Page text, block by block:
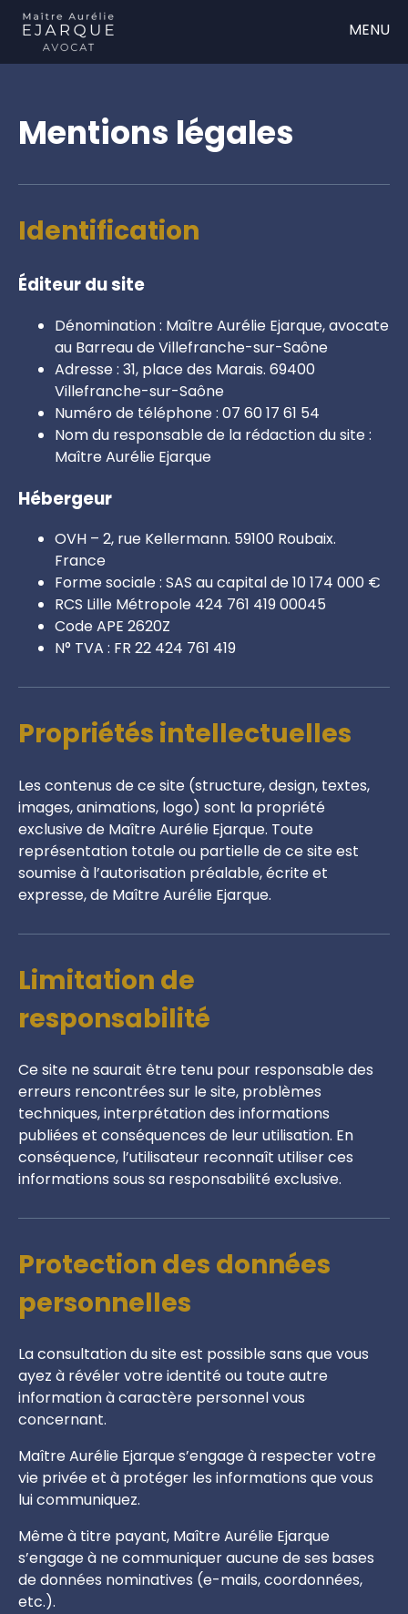
MENU
Accueil>Mentions légales
Mentions légales
Identification
Éditeur du site
Dénomination : Maître Aurélie Ejarque, avocate
au Barreau de Villefranche-sur-Saône
Adresse : 31, place des Marais. 69400
Villefranche-sur-Saône
Numéro de téléphone : 07 60 17 61 54
Nom du responsable de la rédaction du site :
Maître Aurélie Ejarque
Hébergeur
OVH – 2, rue Kellermann. 59100 Roubaix.
France
Forme sociale : SAS au capital de 10 174 000 €
RCS Lille Métropole 424 761 419 00045
Code APE 2620Z
N° TVA : FR 22 424 761 419
Propriétés intellectuelles
Les contenus de ce site (structure, design, textes,
images, animations, logo) sont la propriété
exclusive de Maître Aurélie Ejarque. Toute
représentation totale ou partielle de ce site est
soumise à l’autorisation préalable, écrite et
expresse, de Maître Aurélie Ejarque.
Limitation de
responsabilité
Ce site ne saurait être tenu pour responsable des
erreurs rencontrées sur le site, problèmes
techniques, interprétation des informations
publiées et conséquences de leur utilisation. En
conséquence, l’utilisateur reconnaît utiliser ces
informations sous sa responsabilité exclusive.
Protection des données
personnelles
La consultation du site est possible sans que vous
ayez à révéler votre identité ou toute autre
information à caractère personnel vous
concernant.
Maître Aurélie Ejarque s’engage à respecter votre
vie privée et à protéger les informations que vous
lui communiquez.
Même à titre payant, Maître Aurélie Ejarque
s’engage à ne communiquer aucune de ses bases
de données nominatives (e-mails, coordonnées,
etc.).